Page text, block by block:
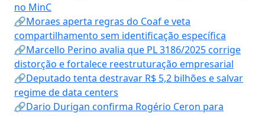
no MinC
🔗Moraes aperta regras do Coaf e veta
compartilhamento sem identificação específica
🔗Marcello Perino avalia que PL 3186/2025 corrige
distorção e fortalece reestruturação empresarial
🔗Deputado tenta destravar R$ 5,2 bilhões e salvar
regime de data centers
🔗Dario Durigan confirma Rogério Ceron para